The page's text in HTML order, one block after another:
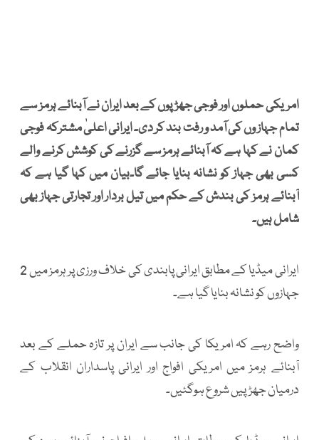
امریکی حملوں اور فوجی جھڑپوں کے بعد ایران نے آبنائے ہرمز سے
تمام جہاز وں کی آمد و رفت بند کر دی۔ ایرانی اعلیٰ مشترکہ فوجی
کمان نے کہا ہے کہ آبنائے ہرمز سے گزرنے کی کوشش کرنے والے
کسی بھی جہاز کو نشانہ بنایا جائے گا۔بیان میں کہا گیا ہے کہ
آبنائے ہرمز کی بندش کے حکم میں تیل بردار اور تجارتی جہاز بھی
شامل ہیں۔
ایرانی میڈیا کے مطابق ایرانی پابندی کی خلاف ورزی پر ہرمز میں 2
جہازوں کو نشانہ بنایا گیا ہے۔
واضح رہے کہ امریکا کی جانب سے ایران پر تازہ حملے کے بعد
آبنائے ہرمز میں امریکی افواج اور ایرانی پاسداران انقلاب کے
درمیان جھڑپیں شروع ہوگئیں۔